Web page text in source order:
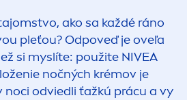
ako sa každé ráno
pleťou? Odpoveď je oveľa
si myslíte: použite NIVEA
nočných krémov je
odviedli ťažkú prácu a vy